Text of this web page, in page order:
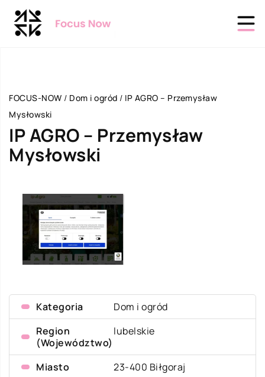
FOCUS-NOW / Dom i ogród / IP AGRO – Przemysław
Mysłowski
IP AGRO – Przemysław
Mysłowski
Kategoria
Dom i ogród
Region
(Województwo)
lubelskie
Miasto
23-400 Biłgoraj